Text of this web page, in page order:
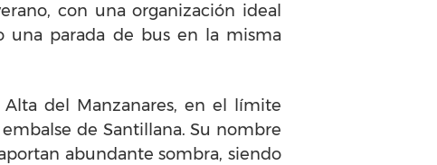
con una organización ideal
una parada de bus en la misma
del Manzanares, en el límite
de Santillana. Su nombre
abundante sombra, siendo